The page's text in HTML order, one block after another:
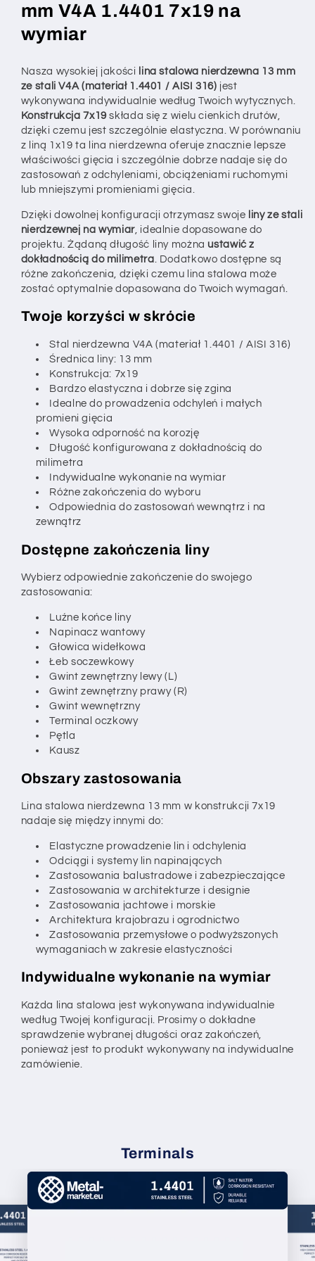
na
wymiar
–
na
wymiar
mm V4A 1.4401 7x19 na
wymiar
Nasza wysokiej jakości
lina stalowa nierdzewna 13 mm
ze stali V4A (materiał 1.4401 / AISI 316) jest
wykonywana indywidualnie według Twoich wytycznych.
Konstrukcja 7x19składa się z wielu cienkich drutów,
dzięki czemu jest szczególnie elastyczna. W porównaniu
z liną 1x19 ta lina nierdzewna oferuje znacznie lepsze
właściwości gięcia i szczególnie dobrze nadaje się do
zastosowań z odchyleniami, obciążeniami ruchomymi
lub mniejszymi promieniami gięcia.
Dzięki dowolnej konfiguracji otrzymasz swoje liny ze stali
nierdzewnej na wymiar, idealnie dopasowane do
projektu. Żądaną długość liny można ustawić z
dokładnością do milimetra . Dodatkowo dostępne są
różne zakończenia, dzięki czemu lina stalowa może
zostać optymalnie dopasowana do Twoich wymagań.
Twoje korzyści w skrócie
Stal nierdzewna V4A (materiał 1.4401 / AISI 316)
Średnica liny: 13 mm
Konstrukcja: 7x19
Bardzo elastyczna i dobrze się zgina
Idealne do prowadzenia odchyleń i małych
promieni gięcia
Wysoka odporność na korozję
Długość konfigurowana z dokładnością do
milimetra
Indywidualne wykonanie na wymiar
Różne zakończenia do wyboru
Odpowiednia do zastosowań wewnątrz i na
zewnątrz
Dostępne zakończenia liny
Wybierz odpowiednie zakończenie do swojego
zastosowania:
Luźne końce liny
Napinacz wantowy
Głowica widełkowa
Łeb soczewkowy
Gwint zewnętrzny lewy (L)
Gwint zewnętrzny prawy (R)
Gwint wewnętrzny
Terminal oczkowy
Pętla
Kausz
Obszary zastosowania
Lina stalowa nierdzewna 13 mm w konstrukcji 7x19
nadaje się między innymi do:
Elastyczne prowadzenie lin i odchylenia
Odciągi i systemy lin napinających
Zastosowania balustradowe i zabezpieczające
Zastosowania w architekturze i designie
Zastosowania jachtowe i morskie
Architektura krajobrazu i ogrodnictwo
Zastosowania przemysłowe o podwyższonych
wymaganiach w zakresie elastyczności
Indywidualne wykonanie na wymiar
Każda lina stalowa jest wykonywana indywidualnie
według Twojej konfiguracji. Prosimy o dokładne
sprawdzenie wybranej długości oraz zakończeń,
ponieważ jest to produkt wykonywany na indywidualne
zamówienie.
Terminals